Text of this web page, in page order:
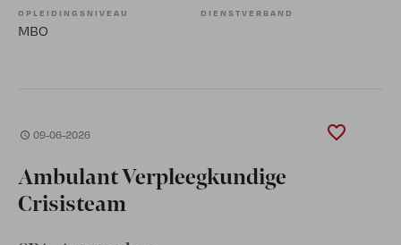
OPLEIDINGSNIVEAU
MBO
DIENSTVERBAND
09-06-2026
Ambulant Verpleegkundige
Crisisteam